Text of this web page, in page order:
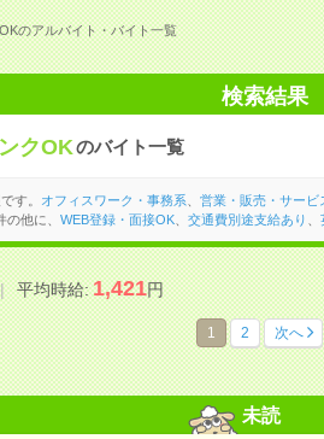
のアルバイト・バイト一覧
検索結果
クOKのバイト一覧
す。 オフィスワーク・事務系 営業・販売・サービ
他に、 WEB登録・面接OK、 交通費別途支給あり
平均時給:1,421円
1 2 次へ
未読